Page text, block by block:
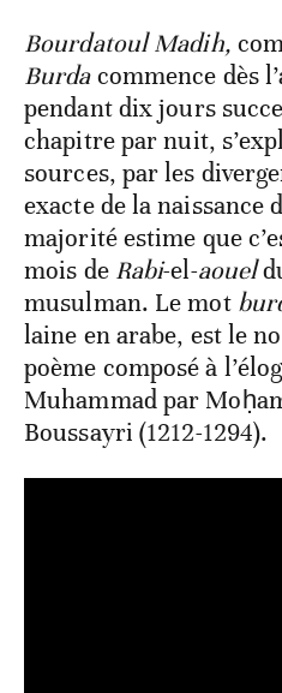
Bourdatoul Madih,
Burdacommence dès
pendant dix jours
chapitre par nuit,
sources, par les
exacte de la naissance
majorité estime que
mois de Rabi-el-aouel
musulman. Le mot
laine en arabe, est le
poème composé à
Muhammad par
Boussayri (1212-1294).